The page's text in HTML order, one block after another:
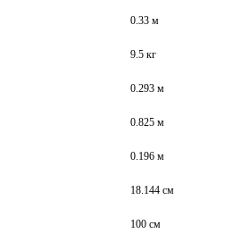
0.33 м
9.5 кг
0.293 м
0.825 м
0.196 м
18.144 см
100 см